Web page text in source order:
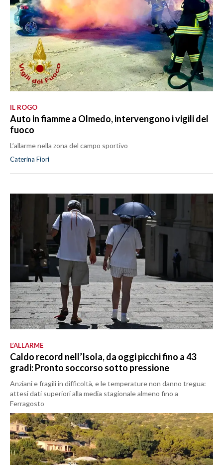
IL ROGO
Auto in fiamme a Olmedo, intervengono i vigili del
fuoco
L’allarme nella zona del campo sportivo
Caterina Fiori
L’ALLARME
Caldo record nell’Isola, da oggi picchi fino a 43
gradi: Pronto soccorso sotto pressione
Anziani e fragili in difficoltà, e le temperature non danno tregua:
attesi dati superiori alla media stagionale almeno fino a
Ferragosto